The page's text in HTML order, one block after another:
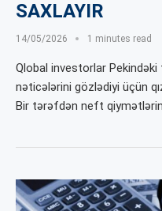
SAXLAYIR
14/05/2026 1 minutes read
Qlobal investorlar
nəticələrini gözlədiyi üçün
Bir tərəfdən neft